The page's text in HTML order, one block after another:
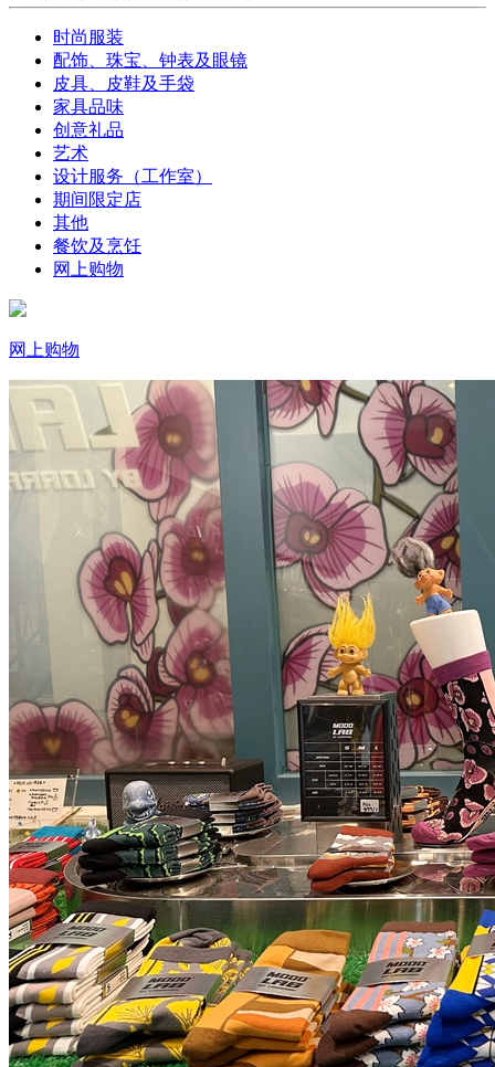
时尚服装
配饰、珠宝、钟表及眼镜
皮具、皮鞋及手袋
家具品味
创意礼品
艺术
设计服务（工作室）
期间限定店
其他
餐饮及烹饪
网上购物
网上购物